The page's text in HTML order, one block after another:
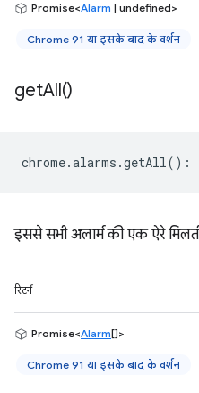
Promise<Alarm | undefined>
Chrome 91 या इसके बाद के वर्शन
getAll()
chrome.alarms .getAll() :
इससे सभी अलार्म की एक ऐरे
रिटर्न
Promise<Alarm[]>
Chrome 91 या इसके बाद के वर्शन